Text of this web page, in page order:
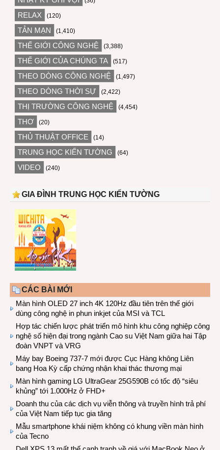
RELAX (120)
TẢN MẠN (1,410)
THẾ GIỚI CÔNG NGHỆ (3,388)
THẾ GIỚI CỦA CHÚNG TA (517)
THEO DÒNG CÔNG NGHỆ (1,497)
THEO DÒNG THỜI SỰ (2,422)
THỊ TRƯỜNG CÔNG NGHỆ (4,454)
THƠ (20)
THỦ THUẬT OFFICE (14)
TRUNG HỌC KIẾN TƯỜNG (64)
VIDEO (240)
GIA ĐÌNH TRUNG HỌC KIẾN TƯỜNG
CÁC BÀI MỚI
Màn hình OLED 27 inch 4K 120Hz đầu tiên trên thế giới
dùng công nghệ in phun inkjet của MSI và TCL
Hợp tác chiến lược phát triển mô hình khu công nghiệp công
nghệ số hiện đại trong ngành Cao su Việt Nam giữa hai Tập
đoàn VNPT và VRG
Máy bay Boeing 737-7 mới được Cục Hàng không Liên
bang Hoa Kỳ cấp chứng nhận khai thác thương mại
Màn hình gaming LG UltraGear 25G590B có tốc độ “siêu
khủng” tới 1.000Hz ở FHD+
Doanh thu của các dịch vụ viễn thông và truyền hình trả phí
của Việt Nam tiếp tục gia tăng
Mẫu smartphone khái niệm không có khung viền màn hình
của Tecno